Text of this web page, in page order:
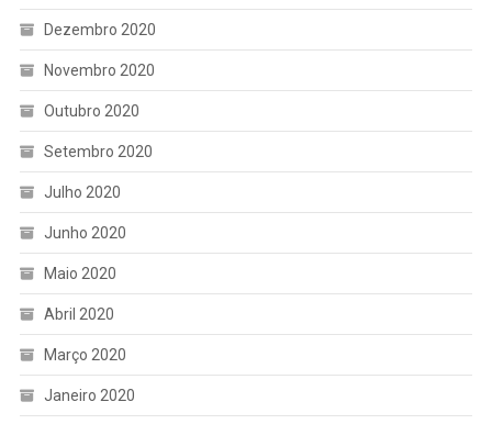
Dezembro 2020
Novembro 2020
Outubro 2020
Setembro 2020
Julho 2020
Junho 2020
Maio 2020
Abril 2020
Março 2020
Janeiro 2020